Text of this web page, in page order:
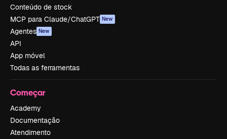
Conteúdo de stock
MCP para Claude/ChatGPT New
Agentes New
API
App móvel
Todas as ferramentas
Começar
Academy
Documentação
Atendimento